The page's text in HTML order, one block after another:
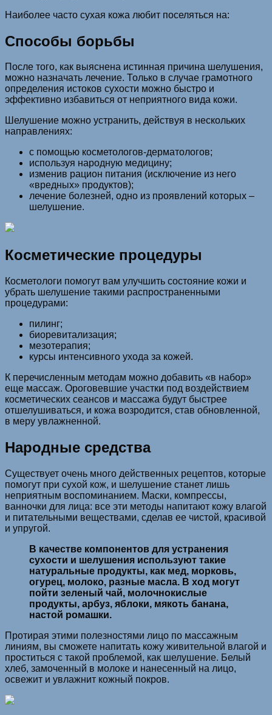
Наиболее часто сухая кожа любит поселяться на:
Способы борьбы
После того, как выяснена истинная причина шелушения,
можно назначать лечение. Только в случае грамотного
определения истоков сухости можно быстро и
эффективно избавиться от неприятного вида кожи.
Шелушение можно устранить, действуя в нескольких
направлениях:
с помощью косметологов-дерматологов;
используя народную медицину;
изменив рацион питания (исключение из него
«вредных» продуктов);
лечение болезней, одно из проявлений которых –
шелушение.
Косметические процедуры
Косметологи помогут вам улучшить состояние кожи и
убрать шелушение такими распространенными
процедурами:
пилинг;
биоревитализация;
мезотерапия;
курсы интенсивного ухода за кожей.
К перечисленным методам можно добавить «в набор»
еще массаж. Ороговевшие участки под воздействием
косметических сеансов и массажа будут быстрее
отшелушиваться, и кожа возродится, став обновленной,
в меру увлажненной.
Народные средства
Существует очень много действенных рецептов, которые
помогут при сухой кож, и шелушение станет лишь
неприятным воспоминанием. Маски, компрессы,
ванночки для лица: все эти методы напитают кожу влагой
и питательными веществами, сделав ее чистой, красивой
и упругой.
В качестве компонентов для устранения
сухости и шелушения используют такие
натуральные продукты, как мед, морковь,
огурец, молоко, разные масла. В ход могут
пойти зеленый чай, молочнокислые
продукты, арбуз, яблоки, мякоть банана,
настой ромашки.
Протирая этими полезностями лицо по массажным
линиям, вы сможете напитать кожу живительной влагой и
проститься с такой проблемой, как шелушение. Белый
хлеб, замоченный в молоке и нанесенный на лицо,
освежит и увлажнит кожный покров.